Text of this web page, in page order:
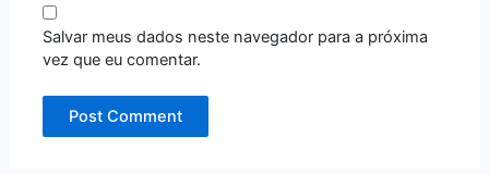
Salvar meus dados neste navegador para a próxima
vez que eu comentar.